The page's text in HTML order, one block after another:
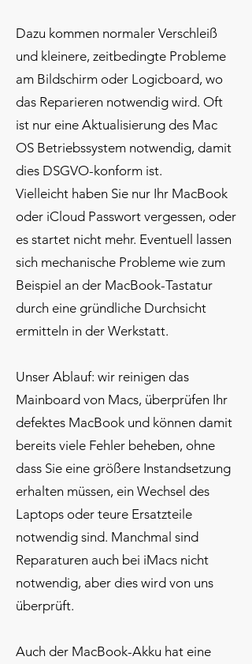
Dazu kommen normaler Verschleiß
und kleinere, zeitbedingte Probleme
am Bildschirm oder Logicboard, wo
das Reparieren notwendig wird. Oft
ist nur eine Aktualisierung des Mac
OS Betriebssystem notwendig, damit
dies DSGVO-konform ist.
Vielleicht haben Sie nur Ihr MacBook
oder iCloud Passwort vergessen, oder
es startet nicht mehr. Eventuell lassen
sich mechanische Probleme wie zum
Beispiel an der MacBook-Tastatur
durch eine gründliche Durchsicht
ermitteln in der Werkstatt.
Unser Ablauf: wir reinigen das
Mainboard von Macs, überprüfen Ihr
defektes MacBook und können damit
bereits viele Fehler beheben, ohne
dass Sie eine größere Instandsetzung
erhalten müssen, ein Wechsel des
Laptops oder teure Ersatzteile
notwendig sind. Manchmal sind
Reparaturen auch bei iMacs nicht
notwendig, aber dies wird von uns
überprüft.
Auch der MacBook-Akku hat eine